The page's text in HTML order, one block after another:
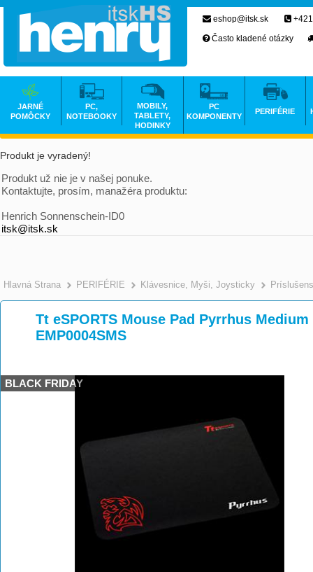
Produkt je vyradený!
Produkt už nie je v našej ponuke.
Kontaktujte, prosím, manažéra produktu:
Henrich Sonnenschein-ID0
itsk@itsk.sk
Hlavná Strana >
PERIFÉRIE >
Klávesnice, Myši, Joysticky
Tt eSPORTS Mouse Pad Pyrrhus
EMP0004SMS
BLACK FRIDAY
eshop@itsk.sk
Často kladené otázky
JARNÉ
POMÔCKY
PC,
NOTEBOOKY
MOBILY,
TABLETY,
HODINKY
PC
KOMPONENTY
PERIFÉRIE